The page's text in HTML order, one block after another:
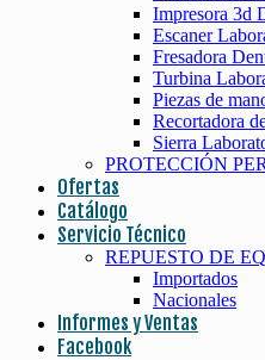
Impresora 3d
Escaner
Fresadora
Turbina
Piezas de
Recortadora
Sierra
PROTECCIÓN
Ofertas
Catálogo
Servicio Técnico
REPUESTO DE
Importados
Nacionales
Informes y Ventas
Facebook